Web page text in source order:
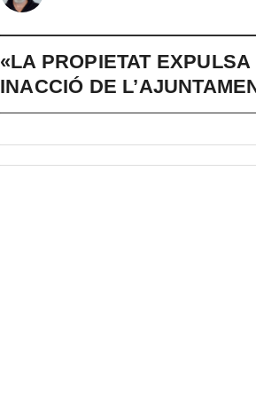
«LA PROPIETAT
INACCIÓ DE